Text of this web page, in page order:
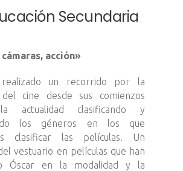
Secundaria
acción»
realizado un recorrido por la
del cine desde sus comienzos
actualidad clasificando y
los géneros en los que
clasificar las películas. Un
vestuario en películas que han
Óscar en la modalidad y la